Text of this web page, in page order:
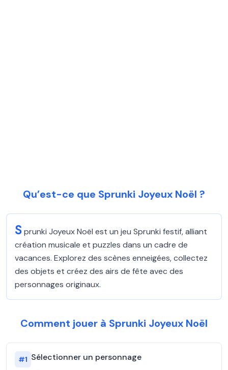
Qu’est-ce que Sprunki Joyeux Noël ?
Sprunki Joyeux Noël est un jeu Sprunki festif, alliant
création musicale et puzzles dans un cadre de
vacances. Explorez des scènes enneigées, collectez
des objets et créez des airs de fête avec des
personnages originaux.
Comment jouer à Sprunki Joyeux Noël
#1 Sélectionner un personnage